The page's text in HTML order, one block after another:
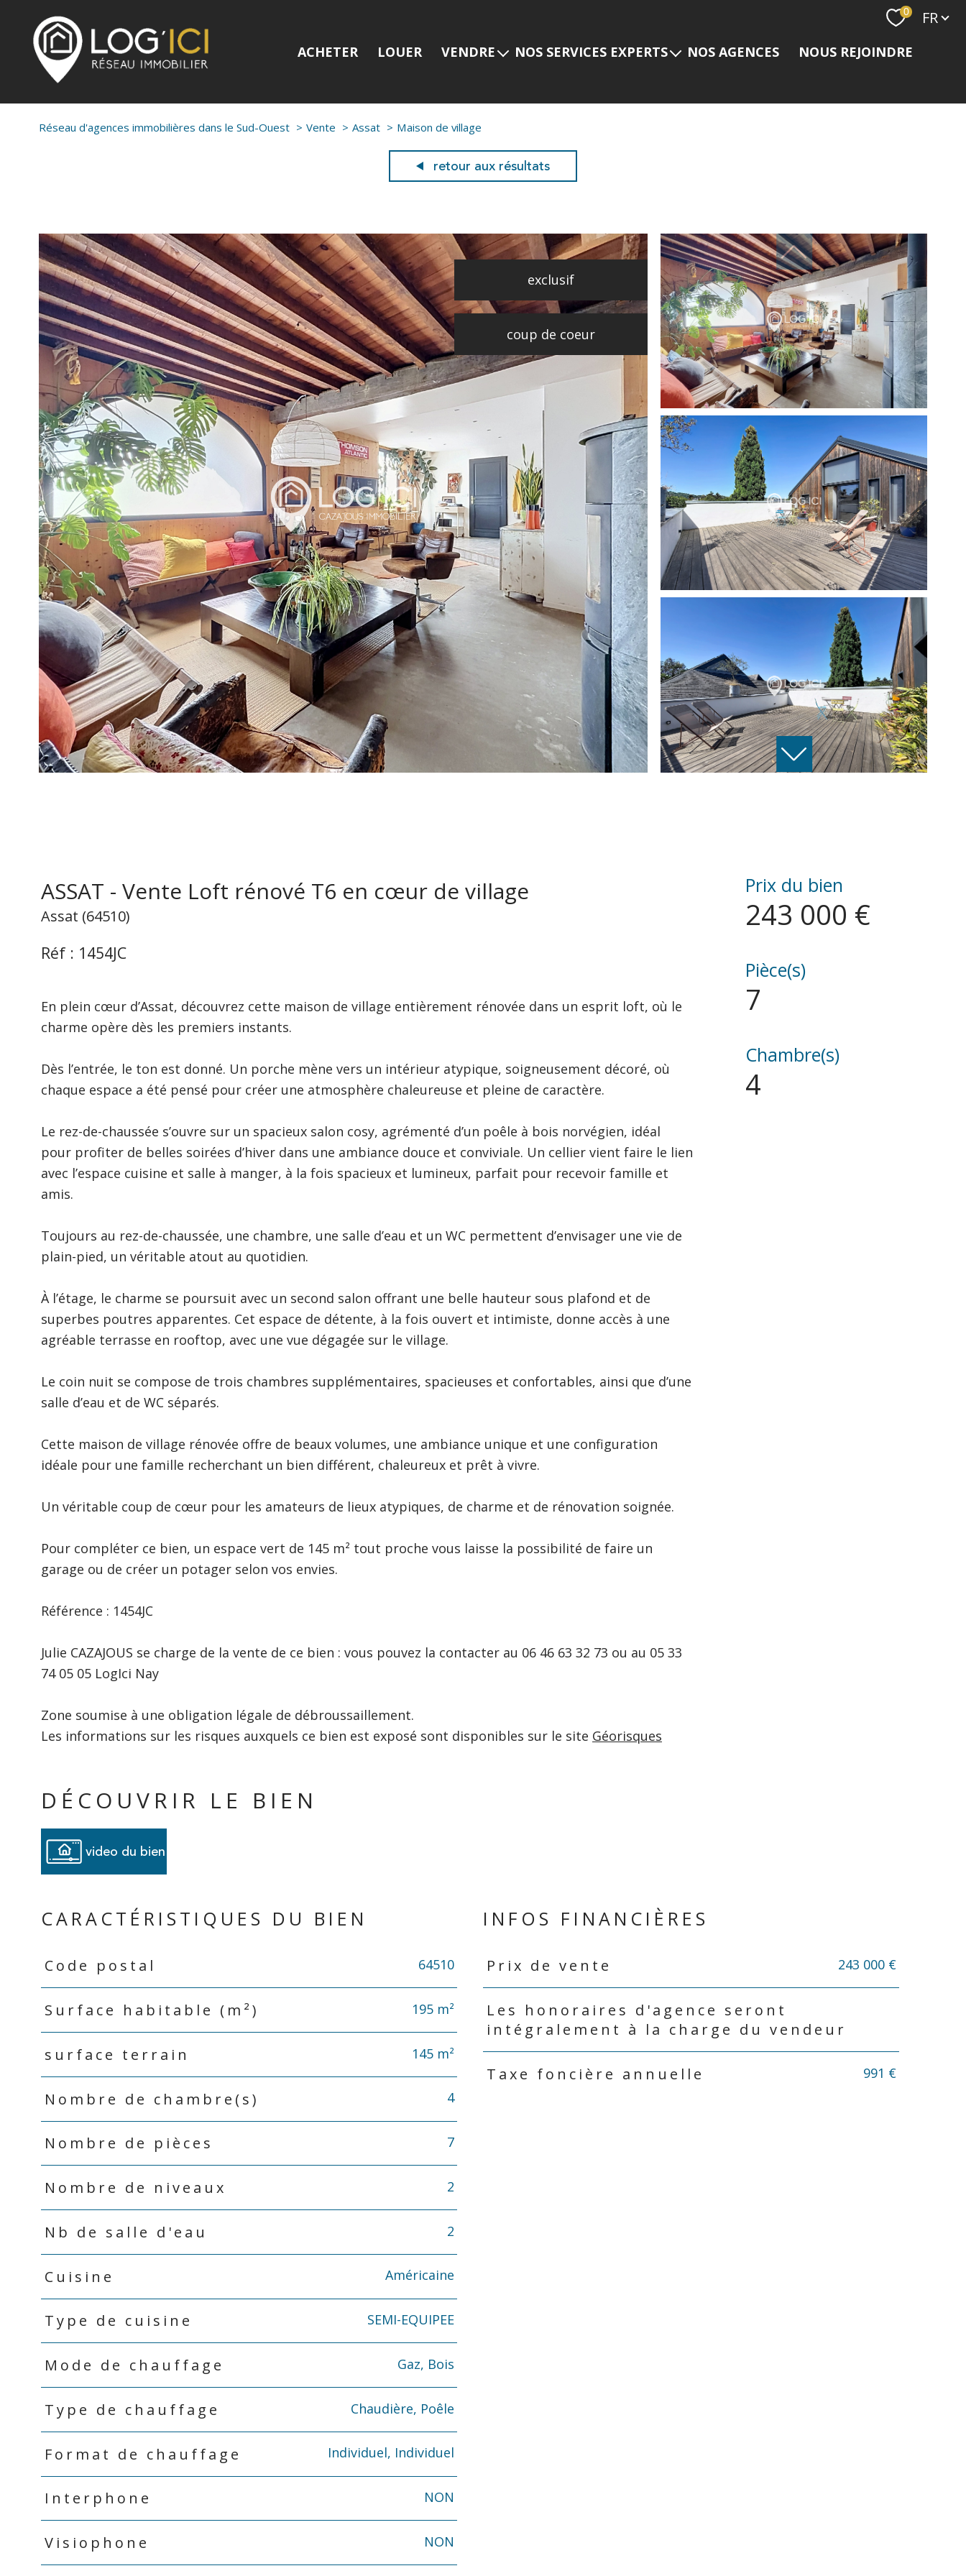
0 Langue
FR
ACHETER LOUER VENDRE
Nos dernières ventes
NOS SERVICES EXPERTS NOS AGENCES NOUS REJOINDRE
Réseau d'agences immobilières dans le Sud-Ouest Vente Assat Maison de village
retour aux résultats
exclusif
coup de coeur
ASSAT - Vente Loft rénové T6 en cœur de village
Assat (64510)
Réf : 1454JC
En plein cœur d’Assat, découvrez cette maison de village entièrement rénovée dans un esprit loft, où le
charme opère dès les premiers instants.
Dès l’entrée, le ton est donné. Un porche mène vers un intérieur atypique, soigneusement décoré, où
chaque espace a été pensé pour créer une atmosphère chaleureuse et pleine de caractère.
Le rez-de-chaussée s’ouvre sur un spacieux salon cosy, agrémenté d’un poêle à bois norvégien, idéal
pour profiter de belles soirées d’hiver dans une ambiance douce et conviviale. Un cellier vient faire le lien
avec l’espace cuisine et salle à manger, à la fois spacieux et lumineux, parfait pour recevoir famille et
amis.
Toujours au rez-de-chaussée, une chambre, une salle d’eau et un WC permettent d’envisager une vie de
plain-pied, un véritable atout au quotidien.
À l’étage, le charme se poursuit avec un second salon offrant une belle hauteur sous plafond et de
superbes poutres apparentes. Cet espace de détente, à la fois ouvert et intimiste, donne accès à une
agréable terrasse en rooftop, avec une vue dégagée sur le village.
Le coin nuit se compose de trois chambres supplémentaires, spacieuses et confortables, ainsi que d’une
salle d’eau et de WC séparés.
Cette maison de village rénovée offre de beaux volumes, une ambiance unique et une configuration
idéale pour une famille recherchant un bien différent, chaleureux et prêt à vivre.
Un véritable coup de cœur pour les amateurs de lieux atypiques, de charme et de rénovation soignée.
Pour compléter ce bien, un espace vert de 145 m² tout proche vous laisse la possibilité de faire un
garage ou de créer un potager selon vos envies.
Référence : 1454JC
Julie CAZAJOUS se charge de la vente de ce bien : vous pouvez la contacter au 06 46 63 32 73 ou au 05 33
74 05 05 LogIci Nay
Zone soumise à une obligation légale de débroussaillement.
Les informations sur les risques auxquels ce bien est exposé sont disponibles sur le site Géorisques
DÉCOUVRIR LE BIEN
video du bien
Prix du bien
243 000 €
Pièce(s)
7
Chambre(s)
4
CARACTÉRISTIQUES DU BIEN
Caractéristiques Valeurs
Code postal 64510
Surface habitable (m²) 195 m²
surface terrain 145 m²
Nombre de chambre(s) 4
Nombre de pièces 7
Nombre de niveaux 2
Nb de salle d'eau 2
Cuisine Américaine
Type de cuisine SEMI-EQUIPEE
Mode de chauffage Gaz, Bois
Type de chauffage Chaudière, Poêle
Format de chauffage Individuel, Individuel
Interphone NON
Visiophone NON
INFOS FINANCIÈRES
Caractéristiques Valeurs
Prix de vente 243 000 €
Les honoraires d'agence seront
intégralement à la charge du vendeur
Taxe foncière annuelle 991 €